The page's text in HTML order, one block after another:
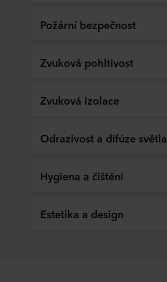
Požární bezpečnost
Zvuková pohltivost
Zvuková izolace
Odrazivost a difúze světla
Hygiena a čištění
Estetika a design